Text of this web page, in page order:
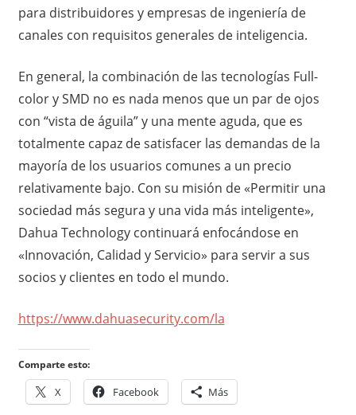
para distribuidores y empresas de ingeniería de
canales con requisitos generales de inteligencia.
En general, la combinación de las tecnologías Full-
color y SMD no es nada menos que un par de ojos
con “vista de águila” y una mente aguda, que es
totalmente capaz de satisfacer las demandas de la
mayoría de los usuarios comunes a un precio
relativamente bajo. Con su misión de «Permitir una
sociedad más segura y una vida más inteligente»,
Dahua Technology continuará enfocándose en
«Innovación, Calidad y Servicio» para servir a sus
socios y clientes en todo el mundo.
https://www.dahuasecurity.com/la
Comparte esto:
X Facebook Más